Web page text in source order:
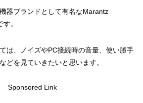
器ブランドとして有名なMarantz
。
は、ノイズやPC接続時の音量、使い勝手
どを見ていきたいと思います。
Sponsored Link